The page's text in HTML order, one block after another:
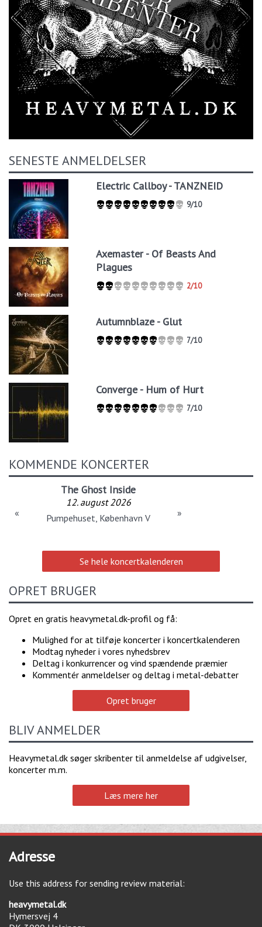
SENESTE ANMELDELSER
Electric Callboy - TANZNEID
9/10
Axemaster - Of Beasts And
Plagues
2/10
Autumnblaze - Glut
7/10
Converge - Hum of Hurt
7/10
KOMMENDE KONCERTER
The Ghost Inside
12. august 2026
Pumpehuset, København V
« »
Se hele koncertkalenderen
OPRET BRUGER
Opret en gratis heavymetal.dk-profil og få:
Mulighed for at tilføje koncerter i koncertkalenderen
Modtag nyheder i vores nyhedsbrev
Deltag i konkurrencer og vind spændende præmier
Kommentér anmeldelser og deltag i metal-debatter
Opret bruger
BLIV ANMELDER
Heavymetal.dk søger skribenter til anmeldelse af udgivelser,
koncerter m.m.
Læs mere her
Adresse
Use this address for sending review material:
heavymetal.dk
Hymersvej 4